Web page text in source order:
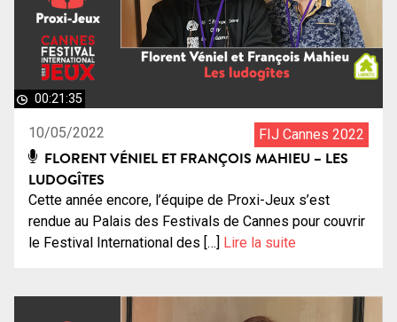
00:21:35
10/05/2022 FIJ Cannes 2022
FLORENT VÉNIEL ET FRANÇOIS MAHIEU – LES
LUDOGÎTES
Cette année encore, l’équipe de Proxi-Jeux s’est
rendue au Palais des Festivals de Cannes pour couvrir
le Festival International des […]
Lire la suite